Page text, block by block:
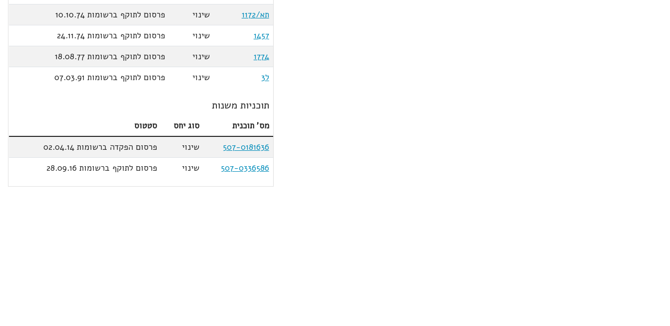
תא/1172
שינוי
פרסום לתוקף ברשומות 10.10.74
1457
שינוי
פרסום לתוקף ברשומות 24.11.74
1774
שינוי
פרסום לתוקף ברשומות 18.08.77
ל3
שינוי פרסום לתוקף ברשומות 07.03.91
תוכניות משנות
מס' תוכנית סוג יחס
סטטוס
507-0181636
שינוי
פרסום הפקדה ברשומות 02.04.14
507-0336586
שינוי פרסום לתוקף ברשומות 28.09.16